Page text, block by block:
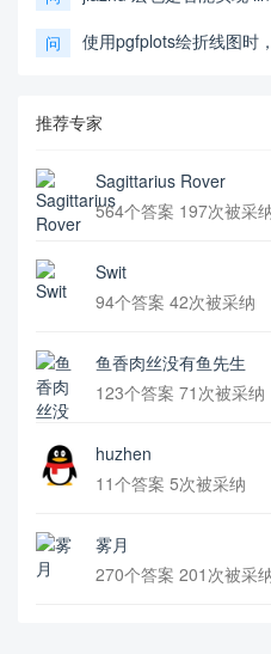
问 使用pgfplots绘折线图时
推荐专家
Sagittarius Rover
564个答案 197次被采
Swit
94个答案 42次被采纳
鱼香肉丝没有鱼先生
123个答案 71次被采纳
huzhen
11个答案 5次被采纳
雾月
270个答案 201次被采